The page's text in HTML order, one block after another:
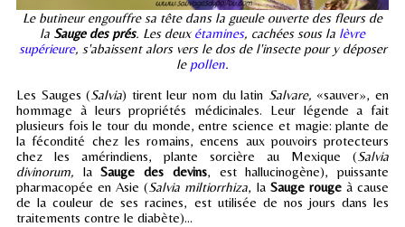
Le butineur engouffre sa tête dans la gueule ouverte des fleurs de
la Sauge des prés. Les deux étamines, cachées sous la lèvre
supérieure, s'abaissent alors vers le dos de l'insecte pour y déposer
le pollen.
Les Sauges (Salvia) tirent leur nom du latin Salvare, «sauver», en
hommage à leurs propriétés médicinales. Leur légende a fait
plusieurs fois le tour du monde, entre science et magie: plante de
la fécondité chez les romains, encens aux pouvoirs protecteurs
chez les amérindiens, plante sorcière au Mexique (Salvia
divinorum, laSauge des devins, est hallucinogène), puissante
pharmacopée en Asie (Salvia miltiorrhiza, la Sauge rougeà cause
de la couleur de ses racines, est utilisée de nos jours dans les
traitements contre le diabète)...